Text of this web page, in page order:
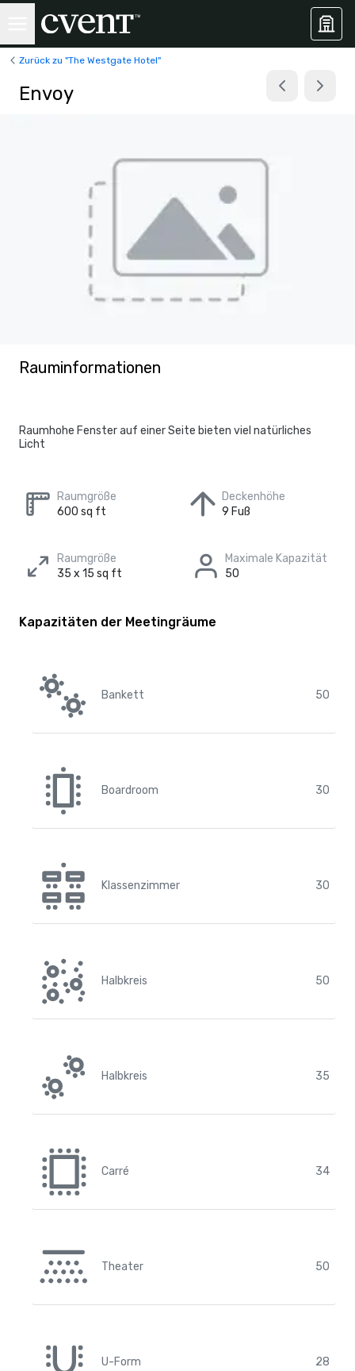
Zurück zu "The Westgate Hotel"
Envoy
Rauminformationen
Raumhohe Fenster auf einer Seite bieten viel natürliches
Licht
Raumgröße
600 sq ft
Deckenhöhe
9 Fuß
Raumgröße
35 x 15 sq ft
Maximale Kapazität
50
Kapazitäten der Meetingräume
Bankett 50
Boardroom 30
Klassenzimmer 30
Halbkreis 50
Halbkreis 35
Carré 34
Theater 50
U-Form 28